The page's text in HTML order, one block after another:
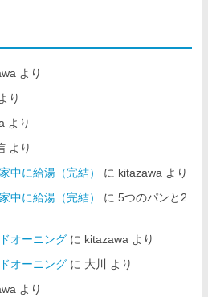
より
り
より
より
中に給湯（完結）
に kitazawaより
中に給湯（完結）
に 5つのパンと2
オーニングに kitazawaより
オーニングに 大川
より
より